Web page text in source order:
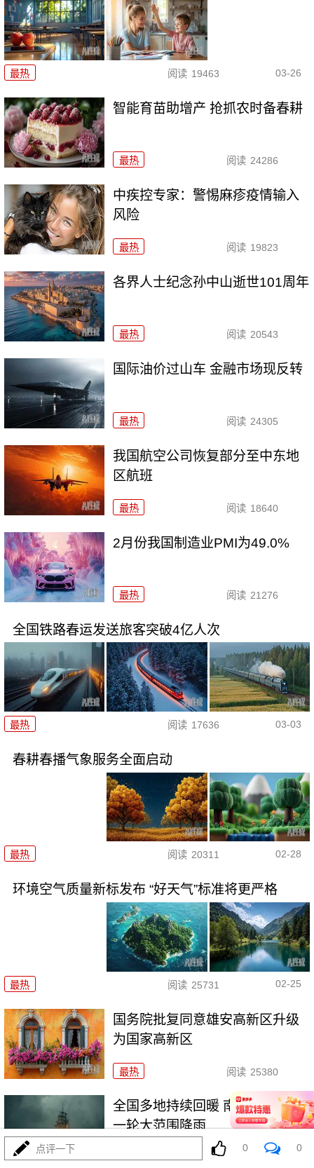
最热 阅读 19463 03-26
智能育苗助增产 抢抓农时备春耕
最热 阅读 24286
中疾控专家：警惕麻疹疫情输入
风险
最热 阅读 19823
各界人士纪念孙中山逝世101周年
最热 阅读 20543
国际油价过山车 金融市场现反转
最热 阅读 24305
我国航空公司恢复部分至中东地
区航班
最热 阅读 18640
2月份我国制造业PMI为49.0%
最热 阅读 21276
全国铁路春运发送旅客突破4亿人次
最热 阅读 17636 03-03
春耕春播气象服务全面启动
最热 阅读 20311 02-28
环境空气质量新标发布 “好天气”标准将更严格
最热 阅读 25731 02-25
国务院批复同意雄安高新区升级
为国家高新区
最热 阅读 25380
全国多地持续回暖 南方将开启新
一轮大范围降雨
最热 21714
点评一下 0 0